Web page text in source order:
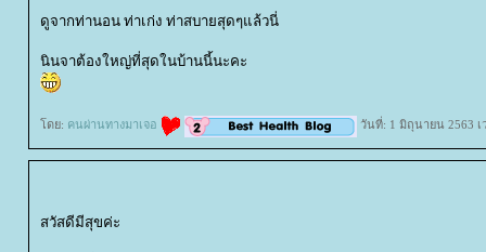
ดูจากท่านอน ท่าเก่ง ท่าสบายสุดๆแล้วนี่
นินจาต้องใหญ่ที่สุดในบ้านนี้นะคะ
ดย: คนผ่านทางมาเจอ วันที่: 1 มิถุนายน 2563 เ
สวัสดีมีสุขค่ะ